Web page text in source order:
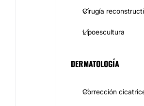
Cirugía
Lipoescultura
DERMATOLOGÍA
Corrección